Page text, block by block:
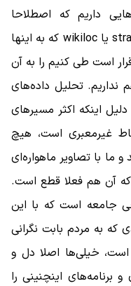
داریم که اصطلاحا
جاده‌ها در آن تعریف می‌شود، مثل strava یا wikiloc که به اینها
است طی کنیم را به آن
نداریم. تحلیل داده‌های
اینکه اکثر مسیرهای
غیرمعبری است، هیچ
ما با تصاویر ماهواره‌ای
آن هم فعلا قطع است.
جامعه است که با این
به مردم بابت نگرانی
خیلی‌ها اصلا دل و
اینچنینی را